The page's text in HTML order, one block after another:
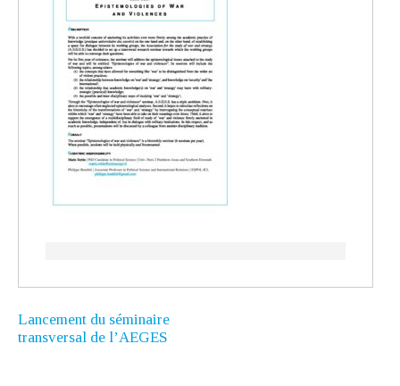
Lancement du séminaire
transversal de l’AEGES